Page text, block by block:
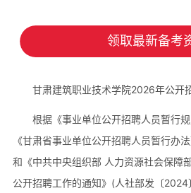
领取最新备考
甘肃建筑职业技术学院2026年公开
根据《事业单位公开招聘人员暂行
《甘肃省事业单位公开招聘人员暂行办
和《中共中央组织部 人力资源社会保障
公开招聘工作的通知》(人社部发〔